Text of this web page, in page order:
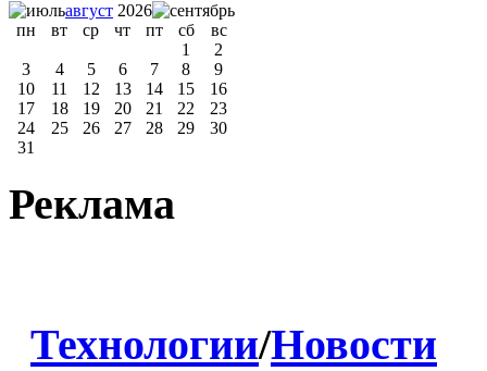
август 2026
пн
вт ср чт пт сб
вс
1
2
3
4 5 6 7 8
9
10
11 12 13 14 15
16
17
18 19 20 21 22
23
24
25 26 27 28 29
30
31
Реклама
Технологии/Новости